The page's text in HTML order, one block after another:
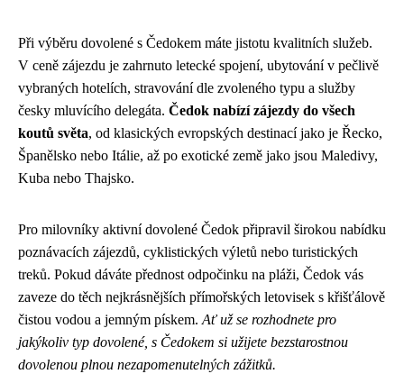
Při výběru dovolené s Čedokem máte jistotu kvalitních služeb.
V ceně zájezdu je zahrnuto letecké spojení, ubytování v pečlivě
vybraných hotelích, stravování dle zvoleného typu a služby
česky mluvícího delegáta. Čedok nabízí zájezdy do všech
koutů světa, od klasických evropských destinací jako je Řecko,
Španělsko nebo Itálie, až po exotické země jako jsou Maledivy,
Kuba nebo Thajsko.
Pro milovníky aktivní dovolené Čedok připravil širokou nabídku
poznávacích zájezdů, cyklistických výletů nebo turistických
treků. Pokud dáváte přednost odpočinku na pláži, Čedok vás
zaveze do těch nejkrásnějších přímořských letovisek s křišťálově
čistou vodou a jemným pískem. Ať už se rozhodnete pro
jakýkoliv typ dovolené, s Čedokem si užijete bezstarostnou
dovolenou plnou nezapomenutelných zážitků.